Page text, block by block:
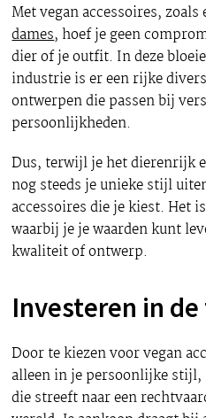
Met vegan accessoires, zoals
dames, hoef je geen
dier of je outfit. In deze
industrie is er een rijke
ontwerpen die passen bij
persoonlijkheden.
Dus, terwijl je het dierenrijk
nog steeds je unieke stijl
accessoires die je kiest. Het
waarbij je je waarden kunt
kwaliteit of ontwerp.
Investeren in
Door te kiezen voor vegan
alleen in je persoonlijke stijl,
die streeft naar een